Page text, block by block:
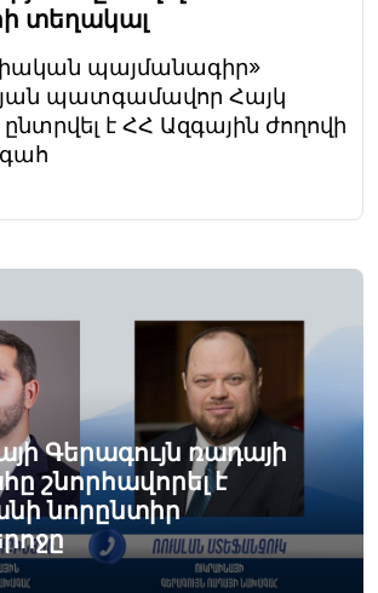
տեղակալ
պայմանագիր»
պատգամավոր Հայկ
է ՀՀ Ազգային ժողովի
Գերագույն ռադայի
շնորհավորել է
նորընտիր